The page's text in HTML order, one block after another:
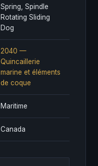
Spring, Spindle
Rotating Sliding
Dog
2040 —
Quincaillerie
marine et éléments
de coque
Maritime
Canada